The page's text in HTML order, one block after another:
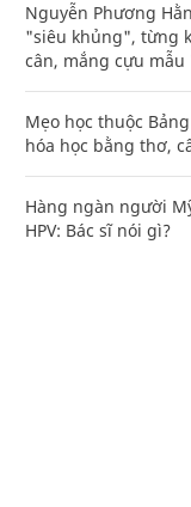
Nguyễn Phương
"siêu khủng", từng
cân, mắng cựu
Mẹo học thuộc
hóa học bằng thơ,
Hàng ngàn người
HPV: Bác sĩ nói gì?